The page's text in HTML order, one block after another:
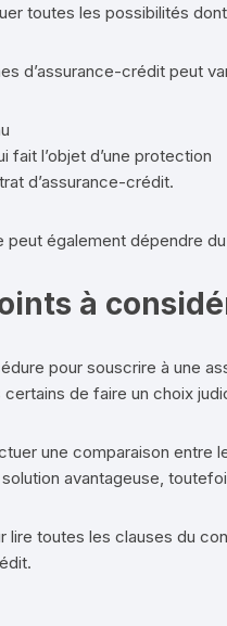
toutes les possibilités
d’assurance-crédit peut
fait l’objet d’une protection
d’assurance-crédit.
peut également dépendre
à
pour souscrire à une
de faire un choix
une comparaison entre
avantageuse,
lire toutes les clauses du